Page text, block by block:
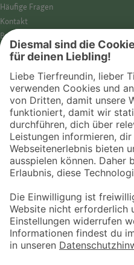
© 2026 Fressnapf Tiernahrungs GmbH
Westpreußenstraße 32-38
47809 Krefeld
Häufige Fragen
Kontakt
Barrierefreiheit
Impressum
Datenschutz­hinweise
Cookies
AGB
Entdecke Fressnapf
Tierversicherung
GPS-Tracker
Fressnapf Salon
Online-Shop